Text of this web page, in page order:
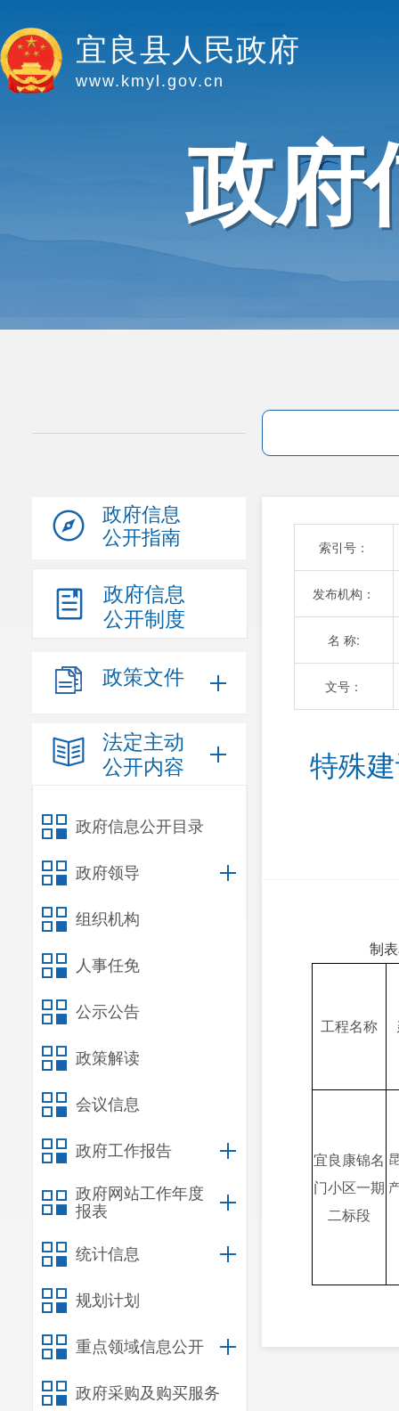
宜良县人民政府
www.kmyl.gov.cn
政府
政府信息
公开指南
政府信息
公开制度
政策文件
法定主动
公开内容
政府信息公开目录
政府领导
组织机构
人事任免
公示公告
政策解读
会议信息
政府工作报告
政府网站工作年度
报表
统计信息
规划计划
重点领域信息公开
政府采购及购买服务
索引号：
发布机构：
名 称:
文号：
特殊
制
工程名称
宜良康锦名
门小区一期
二标段